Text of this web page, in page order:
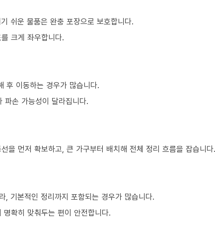
쉬운 물품은 완충 포장으로 보호합니다.
크게 좌우합니다.
후 이동하는 경우가 많습니다.
파손 가능성이 달라집니다.
을 먼저 확보하고, 큰 가구부터 배치해 전체 정리 흐름을 잡습니다.
, 기본적인 정리까지 포함되는 경우가 많습니다.
확히 맞춰두는 편이 안전합니다.